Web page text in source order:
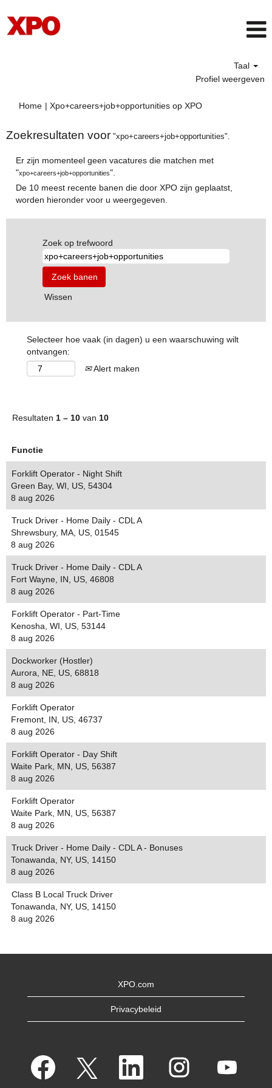
Taal
Profiel weergeven
Home | Xpo+careers+job+opportunities op XPO(huidige
Zoekresultaten voor "xpo+careers+job+opportunities".
Er zijn momenteel geen vacatures die matchen met
"xpo+careers+job+opportunities".
De 10 meest recente banen die door XPO zijn geplaatst,
worden hieronder voor u weergegeven.
Zoek op trefwoord
Wissen
Selecteer hoe vaak (in dagen) u een waarschuwing wilt
ontvangen:
Alert maken
Resultaten 1 – 10 van 10
Functie
Forklift Operator - Night Shift
Green Bay, WI, US, 54304
8 aug 2026
Truck Driver - Home Daily - CDL A
Shrewsbury, MA, US, 01545
8 aug 2026
Truck Driver - Home Daily - CDL A
Fort Wayne, IN, US, 46808
8 aug 2026
Forklift Operator - Part-Time
Kenosha, WI, US, 53144
8 aug 2026
Dockworker (Hostler)
Aurora, NE, US, 68818
8 aug 2026
Forklift Operator
Fremont, IN, US, 46737
8 aug 2026
Forklift Operator - Day Shift
Waite Park, MN, US, 56387
8 aug 2026
Forklift Operator
Waite Park, MN, US, 56387
8 aug 2026
Truck Driver - Home Daily - CDL A - Bonuses
Tonawanda, NY, US, 14150
8 aug 2026
Class B Local Truck Driver
Tonawanda, NY, US, 14150
8 aug 2026
XPO.com
Privacybeleid
p
e
O
e
O
n